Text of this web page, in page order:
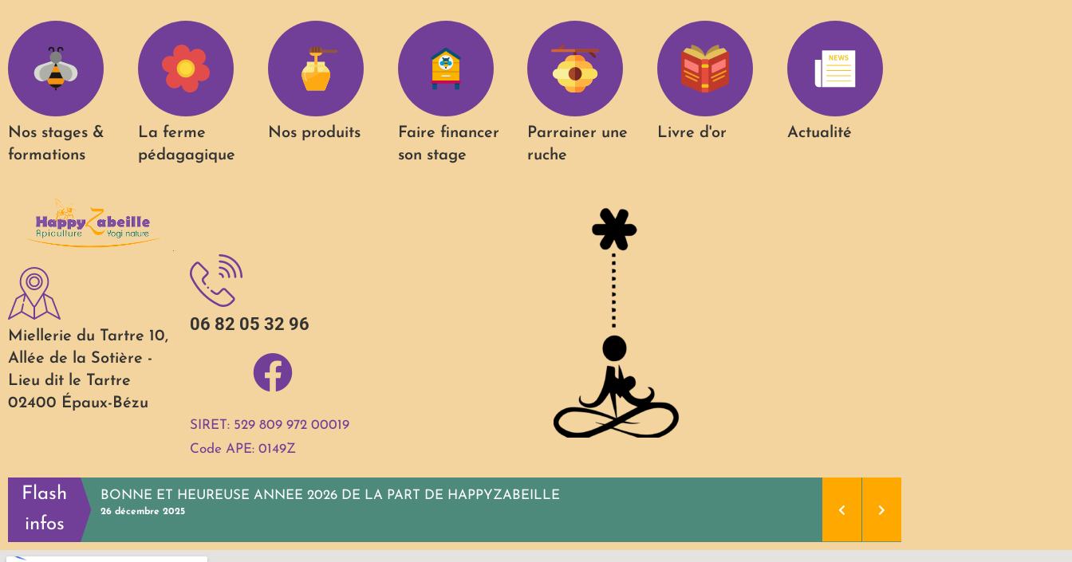
Nos stages &
formations
La ferme
pédagagique
Nos produits
Faire financer
son stage
Parrainer une
ruche
Livre d'or Actualité
Miellerie du Tartre 10,
Allée de la Sotière -
Lieu dit le Tartre
02400 Épaux-Bézu
06 82 05 32 96
SIRET: 529 809 972 00019
Code APE: 0149Z
Flash
infos
BONNE ET HEUREUSE ANNEE 2026 DE LA PART DE HAPPYZABEILLE
26 décembre 2025
FORMATIONS & STAGES 2026
Nos formations & stages 2026 sont en ligne. vous pouvez vous inscrire dès maintenant. A bientôt chez...